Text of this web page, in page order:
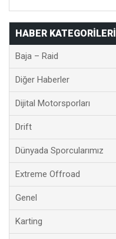
HABER KATEGORILERI
Baja – Raid
Diğer Haberler
Dijital Motorsporları
Drift
Dünyada Sporcularımız
Extreme Offroad
Genel
Karting